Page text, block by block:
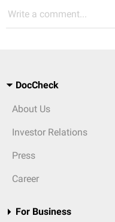
Write a comment...
DocCheck
About Us
Investor Relations
Press
Career
For Business